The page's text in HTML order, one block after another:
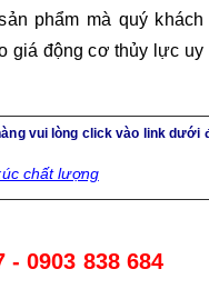
phẩm mà quý khách
giá động cơ thủy lực uy
vui lòng click vào link dưới
chất lượng
- 0903 838 684